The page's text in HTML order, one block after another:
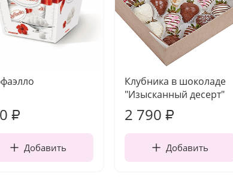
₽
Добавить
Клубника в шоколаде
"Изысканный десерт"
2 790 ₽
Добавить